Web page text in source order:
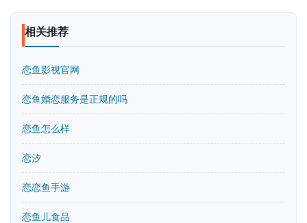
相关推荐
恋鱼影视官网
恋鱼婚恋服务是正规的吗
恋鱼怎么样
恋汐
恋恋鱼手游
恋鱼儿食品